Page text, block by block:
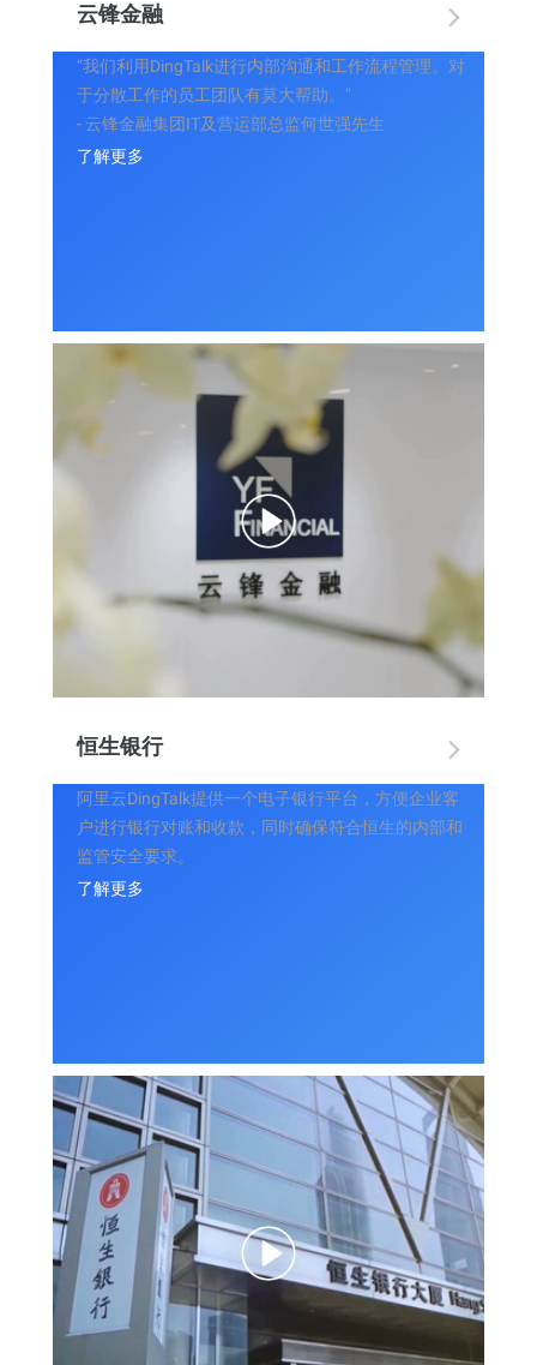
云锋金融
“我们利用DingTalk进行内部沟通和工作流程管理。对
于分散工作的员工团队有莫大帮助。”
- 云锋金融集团IT及营运部总监何世强先生
了解更多
恒生银行
阿里云DingTalk提供一个电子银行平台，方便企业客
户进行银行对账和收款，同时确保符合恒生的内部和
监管安全要求。
了解更多